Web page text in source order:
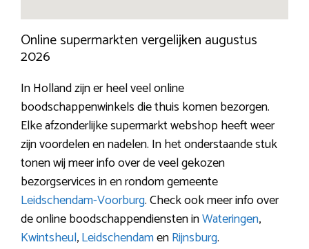
Online supermarkten vergelijken augustus
2026
In Holland zijn er heel veel online
boodschappenwinkels die thuis komen bezorgen.
Elke afzonderlijke supermarkt webshop heeft weer
zijn voordelen en nadelen. In het onderstaande stuk
tonen wij meer info over de veel gekozen
bezorgservices in en rondom gemeente
Leidschendam-Voorburg. Check ook meer info over
de online boodschappendiensten inWateringen,
Kwintsheul,LeidschendamenRijnsburg.